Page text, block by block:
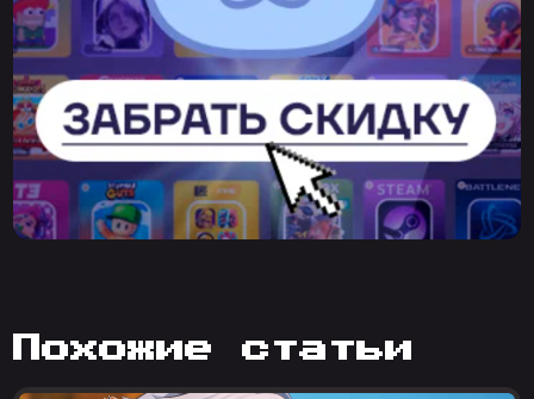
похожие статьи